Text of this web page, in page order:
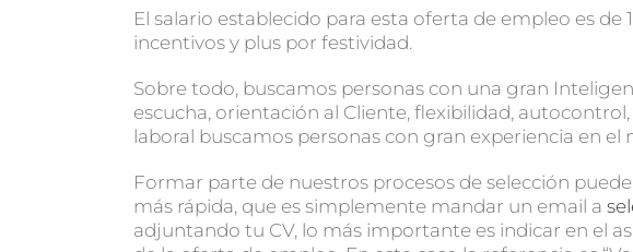
El salario establecido para esta oferta de empleo es
incentivos y plus por festividad.
Sobre todo, buscamos personas con una gran
escucha, orientación al Cliente, flexibilidad,
laboral buscamos personas con gran experiencia en el
Formar parte de nuestros procesos de selección
más rápida, que es simplemente mandar un email a
adjuntando tu CV, lo más importante es indicar en el